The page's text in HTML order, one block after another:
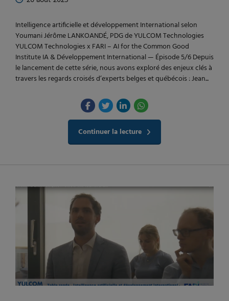
Intelligence artificielle et développement International selon
Youmani Jérôme LANKOANDÉ, PDG de YULCOM Technologies
YULCOM Technologies x FARI – AI for the Common Good
Institute IA & Développement International — Épisode 5/6 Depuis
le lancement de cette série, nous avons exploré des enjeux clés à
travers les regards croisés d’experts belges et québécois : Jean...
Continuer la lecture